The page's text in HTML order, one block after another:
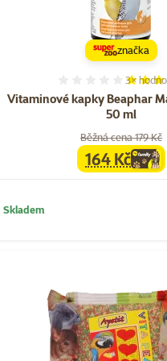
1
Vitaminové kapky Beaphar
50 ml
3×
Běžná cena 179 Kč
familycena
164 Kč
značka
Skladem